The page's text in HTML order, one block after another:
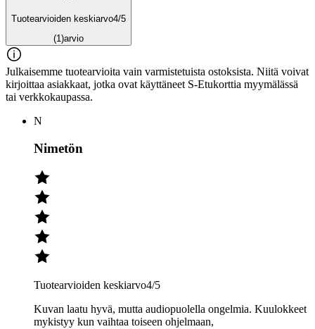
Tuotearvioiden keskiarvo4/5
(1)arvio
Julkaisemme tuotearvioita vain varmistetuista ostoksista. Niitä voivat
kirjoittaa asiakkaat, jotka ovat käyttäneet S-Etukorttia myymälässä
tai verkkokaupassa.
N
Nimetön
Tuotearvioiden keskiarvo4/5
Kuvan laatu hyvä, mutta audiopuolella ongelmia. Kuulokkeet
mykistyy kun vaihtaa toiseen ohjelmaan,